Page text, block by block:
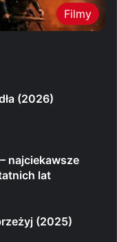
Filmy
(2026)
najciekawsze
lat
(2025)